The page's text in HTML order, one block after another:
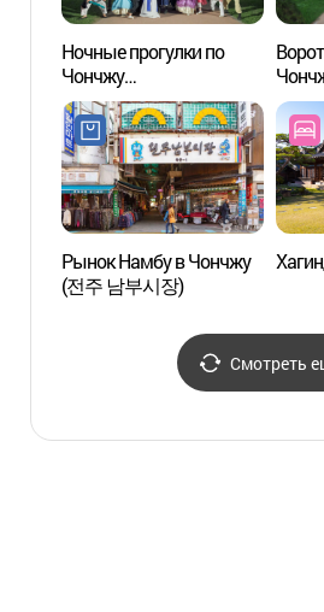
Ночные прогулки по
Чончжу
(전주문화재야행)
Рынок Намбу в Чончжу
(전주 남부시장)
Смотреть